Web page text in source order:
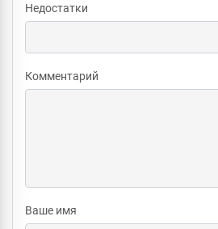
Недостатки
Комментарий
Ваше имя